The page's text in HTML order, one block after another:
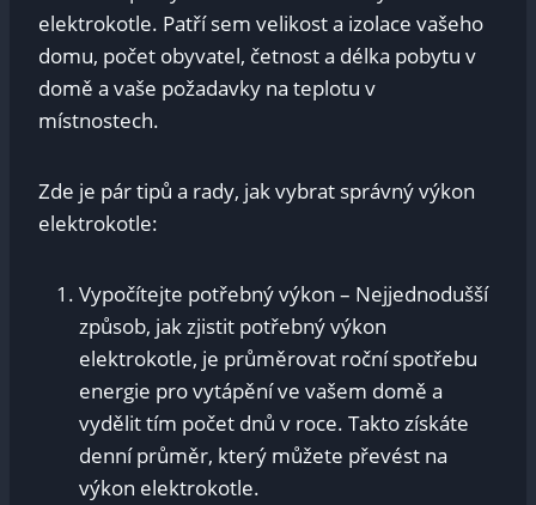
elektrokotle. Patří sem velikost a izolace vašeho
domu, počet obyvatel, četnost a délka pobytu v
domě a vaše požadavky na teplotu v
místnostech.
Zde je pár tipů a rady, jak vybrat správný výkon
elektrokotle:
Vypočítejte potřebný výkon – Nejjednodušší
způsob, jak zjistit potřebný výkon
elektrokotle, je průměrovat roční spotřebu
energie pro vytápění ve vašem domě a
vydělit tím počet dnů v roce. Takto získáte
denní průměr, který můžete převést na
výkon elektrokotle.